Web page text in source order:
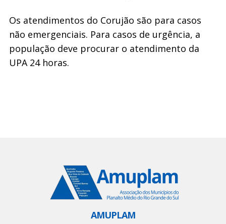
Os atendimentos do Corujão são para casos
não emergenciais. Para casos de urgência, a
população deve procurar o atendimento da
UPA 24 horas.
AMUPLAM